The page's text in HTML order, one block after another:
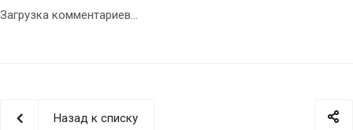
Загрузка комментариев...
Назад к списку